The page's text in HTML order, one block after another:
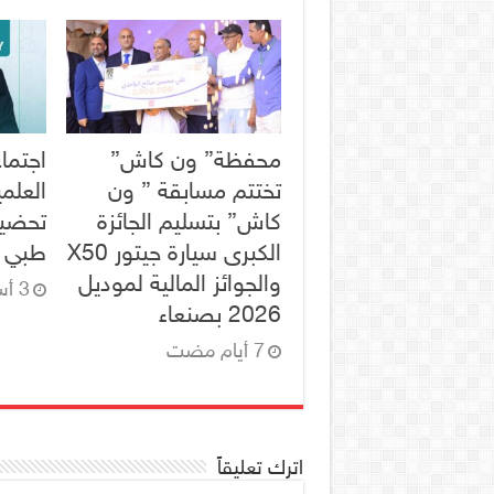
محفظة” ون كاش”
تختتم مسابقة ” ون
كاش” بتسليم الجائزة
الكبرى سيارة جيتور X50
والجوائز المالية لموديل
2026 بصنعاء
طبي
اترك تعليقاً